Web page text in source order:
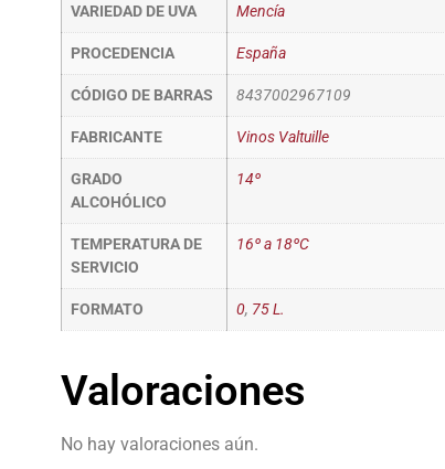
VARIEDAD DE UVA Mencía
PROCEDENCIA España
CÓDIGO DE BARRAS 8437002967109
FABRICANTE Vinos Valtuille
GRADO
ALCOHÓLICO
14º
TEMPERATURA DE
SERVICIO
16º a 18ºC
FORMATO 0, 75 L.
Valoraciones
No hay valoraciones aún.